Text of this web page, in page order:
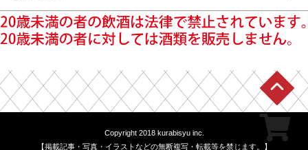
Copyright 2018 kurabisyu inc.
【掲載記事・写真・イラストなどの無断複写・転載等を禁じます。】